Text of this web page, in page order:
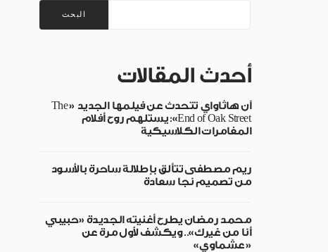
البحث
أحدث المقالات
آن هاثاواي تتحدث عن فيلمها الجديد «The
End of Oak Street»: يستلهم روح أفلام
المغامرات الكلاسيكية
ريم مصطفى تتألق بإطلالة ساحرة بالأسود
من تصميم نجا سعادة
محمد رمضان يطرح أغنيته الجديدة «حبيبي
أنا من غيرك».. ويكشف لأول مرة عن
«عشماوي»